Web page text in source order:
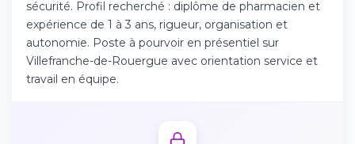
sécurité. Profil recherché : diplôme de pharmacien et
expérience de 1 à 3 ans, rigueur, organisation et
autonomie. Poste à pourvoir en présentiel sur
Villefranche-de-Rouergue avec orientation service et
travail en équipe.
Se connecter sur le web
Accédez à votre compte depuis votre
navigateur